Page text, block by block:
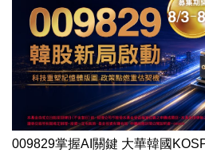
009829掌握AI關鍵 大華韓國